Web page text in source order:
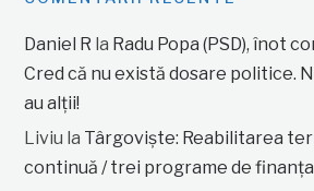
Daniel R la Radu Popa (PSD), înot
Cred că nu există dosare politice.
au alții!
Liviu la Târgoviște: Reabilitarea
continuă / trei programe de